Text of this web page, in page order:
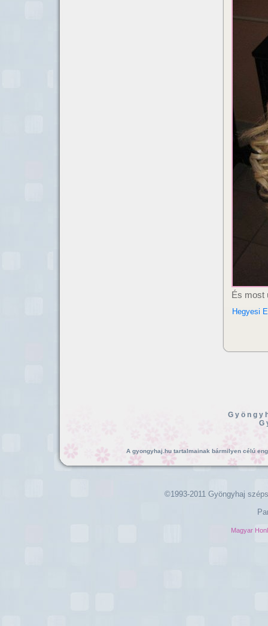
És most
Hegyesi
A gyongyhaj.hu tartalmainak bármilyen célú
©1993-2011 Gyöngyhaj
Magyar